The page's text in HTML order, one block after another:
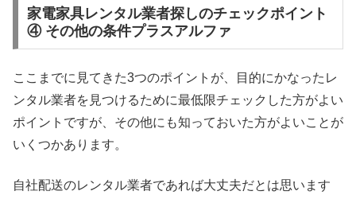
家電家具レンタル業者探しのチェックポイント
④ その他の条件プラスアルファ
ここまでに見てきた3つのポイントが、目的にかなったレ
ンタル業者を見つけるために最低限チェックした方がよい
ポイントですが、その他にも知っておいた方がよいことが
いくつかあります。
自社配送のレンタル業者であれば大丈夫だとは思います